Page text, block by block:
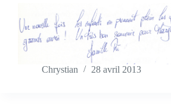
Chrystian 28 avril 2013